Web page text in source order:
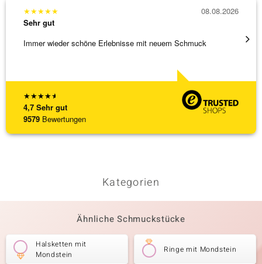
★★★★★
4,7 Sehr gut
9579 Bewertungen
★★★★★
Sehr gut
Immer wieder schöne Erlebnisse mit neuem Schmuck
08.08.2026
Kategorien
Ähnliche Schmuckstücke
Halsketten mit
Mondstein
Ringe mit Mondstein